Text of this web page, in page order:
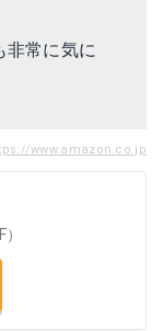
非常に気に
www.amazon.co.jp